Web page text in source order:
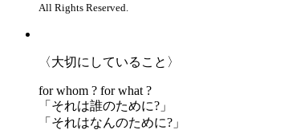
All Rights Reserved.
〈大切にしていること〉
for whom ? for what ?
「 それは誰のために?」
「 それはなんのために?」